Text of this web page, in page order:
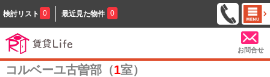
検討リスト 0 最近見た物件 0
お問合せ
コルベーユ古曽部（1室）